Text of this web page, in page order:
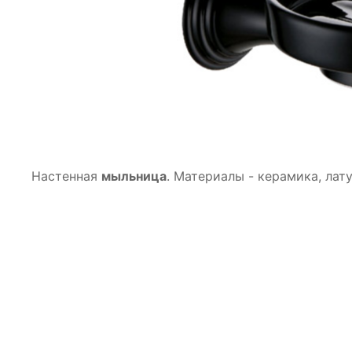
Настенная мыльница. Материалы - керамика,